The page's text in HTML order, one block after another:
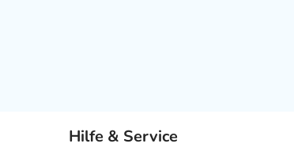
Hilfe & Service